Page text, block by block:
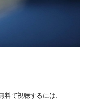
で視聴するには、